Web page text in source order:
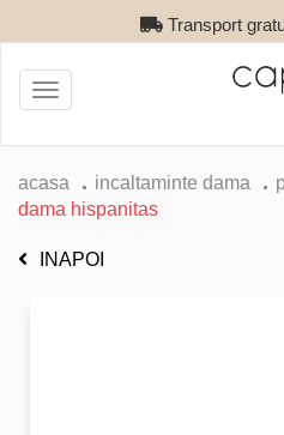
Transport
Toggle
navigation
acasa incaltaminte dama
dama hispanitas
INAPOI